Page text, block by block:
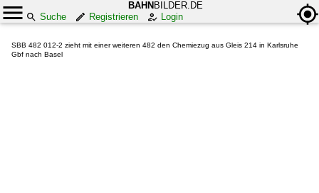
BAHN BILDER.DE
Suche
Registrieren Login
SBB 482 012-2 zieht mit einer weiteren 482 den Chemiezug aus Gleis 214 in Karlsruhe
Gbf nach Basel